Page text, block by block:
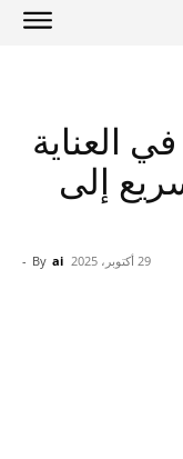
العناية
إلى
By ai
- 29 أكتوبر، 2025